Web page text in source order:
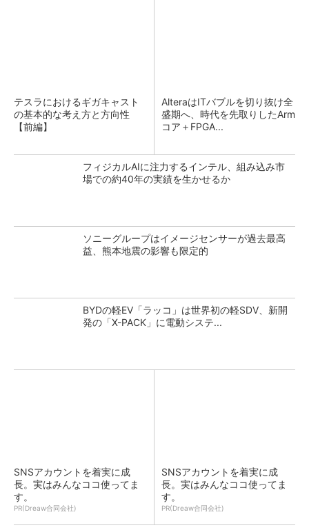
テスラにおけるギガキャスト
の基本的な考え方と方向性
【前編】
AlteraはITバブルを切り抜け全
盛期へ、時代を先取りしたArm
コア＋FPGA...
フィジカルAIに注力するインテル、組み込み市
場での約40年の実績を生かせるか
ソニーグループはイメージセンサーが過去最高
益、熊本地震の影響も限定的
BYDの軽EV「ラッコ」は世界初の軽SDV、新開
発の「X-PACK」に電動システ...
SNSアカウントを着実に成
長。実はみんなココ使ってま
す。
PR(Dreaw合同会社)
SNSアカウントを着実に成
長。実はみんなココ使ってま
す。
PR(Dreaw合同会社)